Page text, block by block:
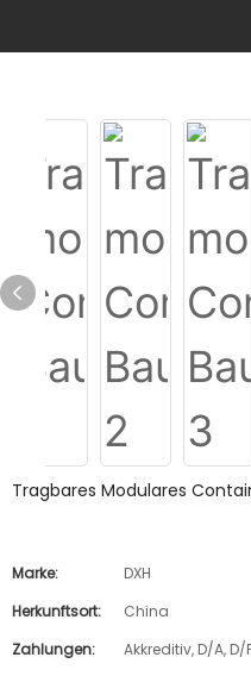
Tragbares Modulares
Marke:
DXH
Herkunftsort:
China
Zahlungen:
Akkreditiv, D/A,